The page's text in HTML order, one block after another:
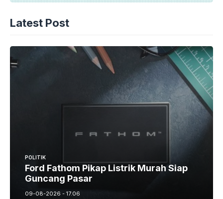
Latest Post
POLITIK
Ford Fathom Pikap Listrik Murah Siap
Guncang Pasar
09-08-2026 - 17.06